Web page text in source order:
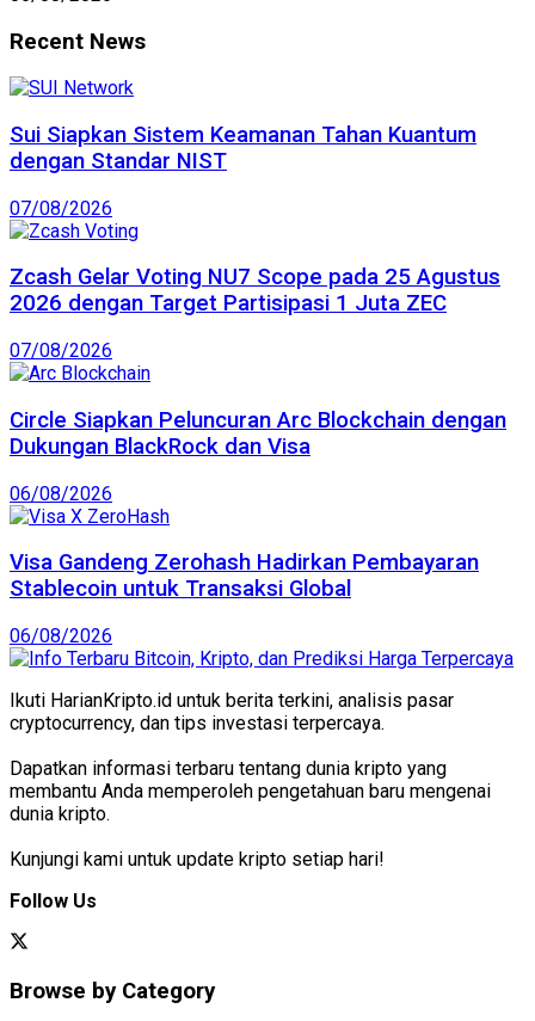
Recent News
Sui Siapkan Sistem Keamanan Tahan Kuantum
dengan Standar NIST
07/08/2026
Zcash Gelar Voting NU7 Scope pada 25 Agustus
2026 dengan Target Partisipasi 1 Juta ZEC
07/08/2026
Circle Siapkan Peluncuran Arc Blockchain dengan
Dukungan BlackRock dan Visa
06/08/2026
Visa Gandeng Zerohash Hadirkan Pembayaran
Stablecoin untuk Transaksi Global
06/08/2026
Ikuti HarianKripto.id untuk berita terkini, analisis pasar
cryptocurrency, dan tips investasi terpercaya.
Dapatkan informasi terbaru tentang dunia kripto yang
membantu Anda memperoleh pengetahuan baru mengenai
dunia kripto.
Kunjungi kami untuk update kripto setiap hari!
Follow Us
Browse by Category